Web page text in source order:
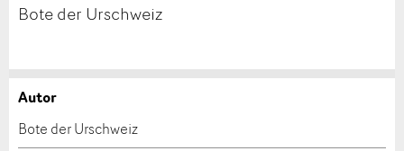
Bote der Urschweiz
Anzeige beanstanden
Anzeige weiterempfehlen
Autor
Bote der Urschweiz